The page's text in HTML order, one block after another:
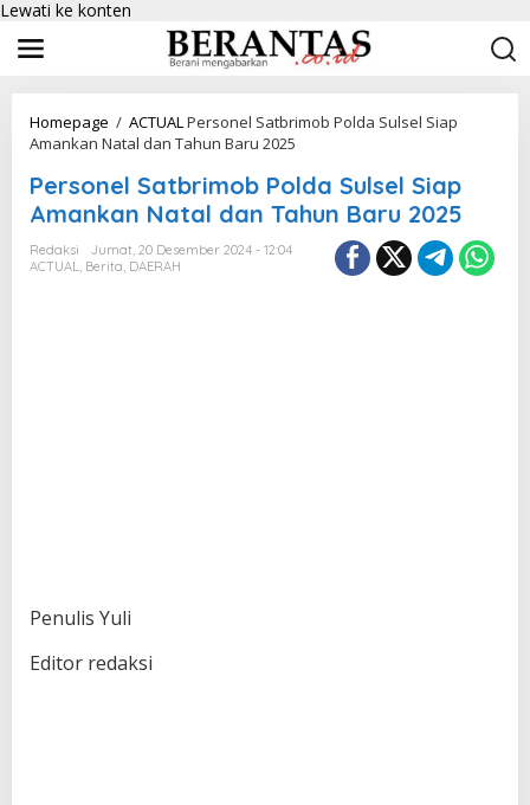
Lewati ke konten
Homepage / ACTUALPersonel Satbrimob Polda Sulsel Siap
Amankan Natal dan Tahun Baru 2025
Personel Satbrimob Polda Sulsel Siap
Amankan Natal dan Tahun Baru 2025
Redaksi
Jumat, 20 Desember 2024 - 12:04
ACTUAL, Berita, DAERAH
Penulis Yuli
Editor redaksi